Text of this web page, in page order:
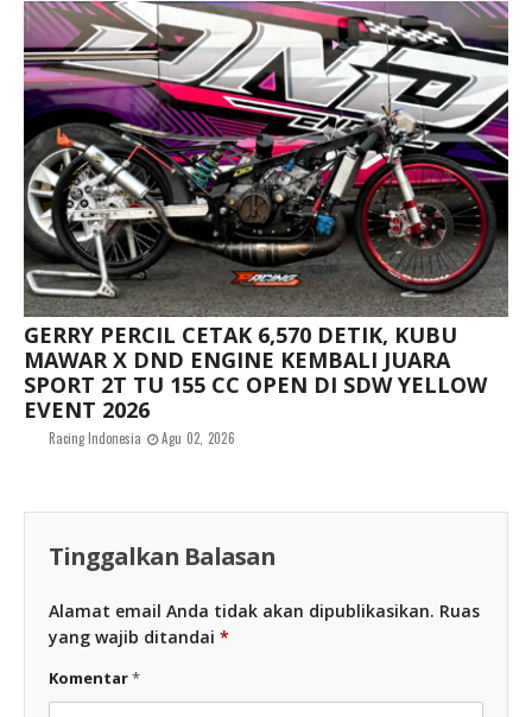
GERRY PERCIL CETAK 6,570 DETIK, KUBU
MAWAR X DND ENGINE KEMBALI JUARA
SPORT 2T TU 155 CC OPEN DI SDW YELLOW
EVENT 2026
Racing Indonesia Agu 02, 2026
Tinggalkan Balasan
Alamat email Anda tidak akan dipublikasikan. Ruas
yang wajib ditandai *
Komentar*